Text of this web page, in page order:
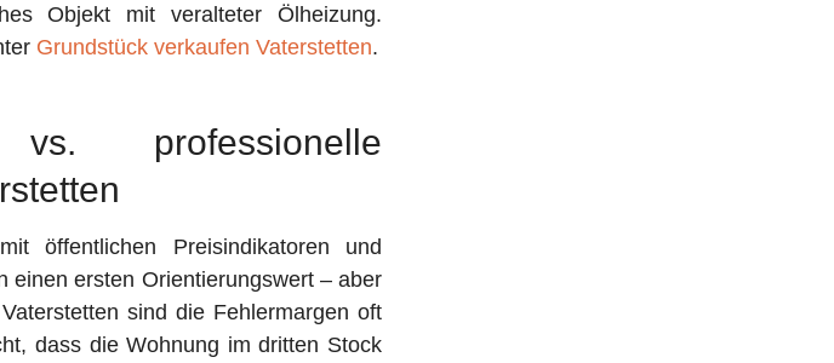
Objekt mit veralteter Ölheizung.
Grundstück verkaufen Vaterstetten.
vs. professionelle
öffentlichen Preisindikatoren und
einen ersten Orientierungswert – aber
sind die Fehlermargen oft
dass die Wohnung im dritten Stock